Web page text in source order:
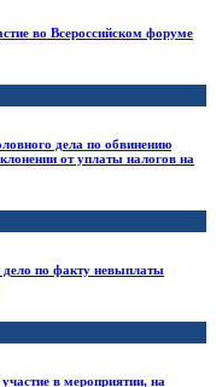
во Всероссийском форуме
дела по обвинению
от уплаты налогов на
дело по факту невыплаты
в мероприятии, на